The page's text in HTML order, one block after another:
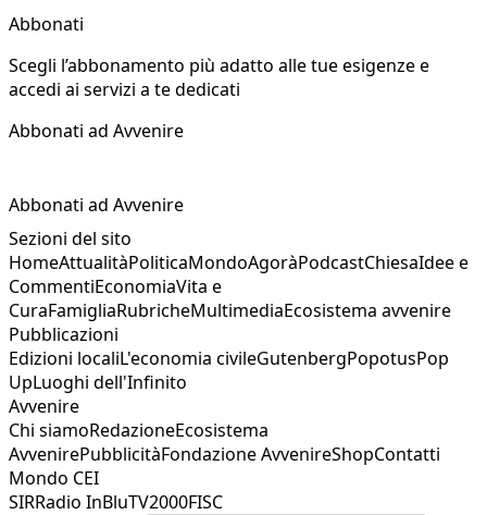
Abbonati
Scegli l’abbonamento più adatto alle tue esigenze e
accedi ai servizi a te dedicati
Abbonati ad Avvenire
Abbonati ad Avvenire
Sezioni del sito
HomeAttualitàPoliticaMondoAgoràPodcastChiesaIdee e
CommentiEconomiaVita e
CuraFamigliaRubricheMultimediaEcosistema avvenire
Pubblicazioni
Edizioni localiL'economia civileGutenbergPopotusPop
UpLuoghi dell'Infinito
Avvenire
Chi siamoRedazioneEcosistema
AvvenirePubblicitàFondazione AvvenireShopContatti
Mondo CEI
SIRRadio InBluTV2000FISC